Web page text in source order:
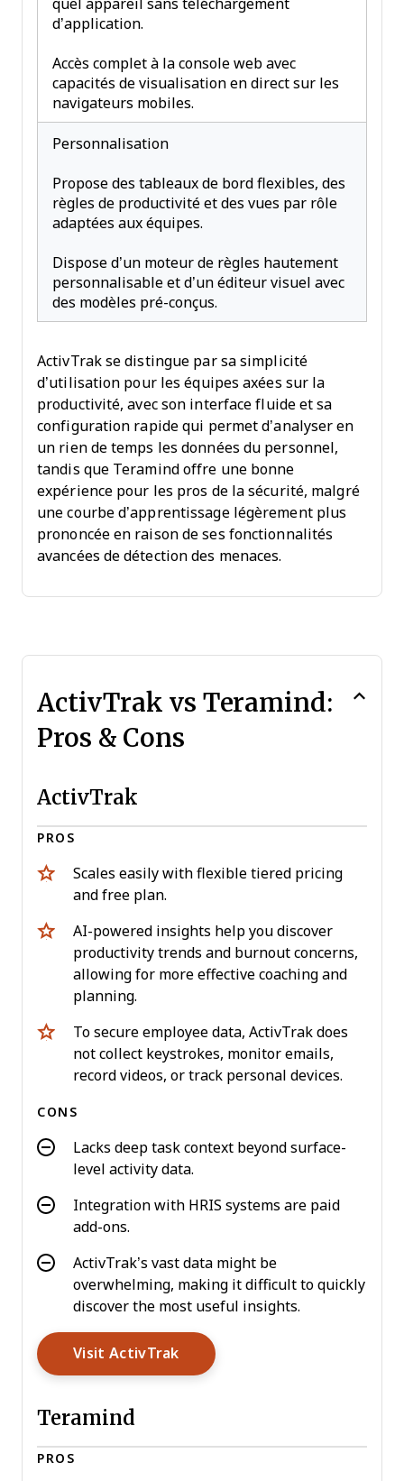
quel appareil sans téléchargement
d’application.
Accès complet à la console web avec
capacités de visualisation en direct sur les
navigateurs mobiles.
Personnalisation
Propose des tableaux de bord flexibles, des
règles de productivité et des vues par rôle
adaptées aux équipes.
Dispose d’un moteur de règles hautement
personnalisable et d’un éditeur visuel avec
des modèles pré-conçus.
ActivTrak se distingue par sa simplicité
d’utilisation pour les équipes axées sur la
productivité, avec son interface fluide et sa
configuration rapide qui permet d’analyser en
un rien de temps les données du personnel,
tandis que Teramind offre une bonne
expérience pour les pros de la sécurité, malgré
une courbe d’apprentissage légèrement plus
prononcée en raison de ses fonctionnalités
avancées de détection des menaces.
ActivTrak vs Teramind:
Pros & Cons
ActivTrak
PROS
Scales easily with flexible tiered pricing
and free plan.
AI-powered insights help you discover
productivity trends and burnout concerns,
allowing for more effective coaching and
planning.
To secure employee data, ActivTrak does
not collect keystrokes, monitor emails,
record videos, or track personal devices.
CONS
Lacks deep task context beyond surface-
level activity data.
Integration with HRIS systems are paid
add-ons.
ActivTrak’s vast data might be
overwhelming, making it difficult to quickly
discover the most useful insights.
Visit ActivTrakOpens New Window
Teramind
PROS